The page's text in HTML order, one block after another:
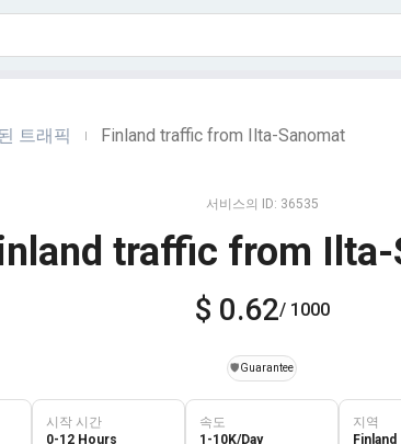
트래픽 Finland traffic from Ilta-Sanomat
서비스의 ID: 36535
traffic from Ilta-
$ 0.62/ 1000
️🛡️Guarantee
시작 시간
0-12 Hours
속도
1-10K/Day
지역
Finland